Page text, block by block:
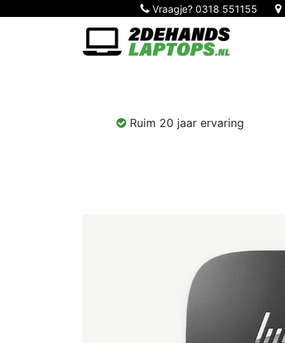
Vraagje? 0318 551155
Ruim 20 jaar ervaring